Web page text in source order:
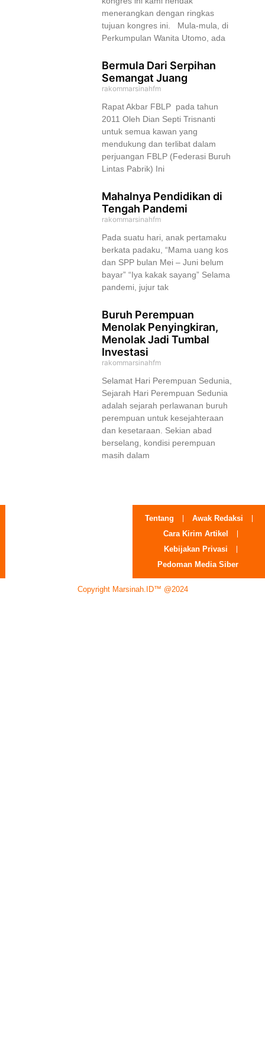
menerangkan dengan ringkas
tujuan kongres ini. Mula-mula, di
Perkumpulan Wanita Utomo, ada
Bermula Dari Serpihan
Semangat Juang
rakommarsinahfm
Rapat Akbar FBLP pada tahun
2011 Oleh Dian Septi Trisnanti
untuk semua kawan yang
mendukung dan terlibat dalam
perjuangan FBLP (Federasi Buruh
Lintas Pabrik) Ini
Mahalnya Pendidikan di
Tengah Pandemi
rakommarsinahfm
Pada suatu hari, anak pertamaku
berkata padaku, “Mama uang kos
dan SPP bulan Mei – Juni belum
bayar” “Iya kakak sayang” Selama
pandemi, jujur tak
Buruh Perempuan
Menolak Penyingkiran,
Menolak Jadi Tumbal
Investasi
rakommarsinahfm
Selamat Hari Perempuan Sedunia,
Sejarah Hari Perempuan Sedunia
adalah sejarah perlawanan buruh
perempuan untuk kesejahteraan
dan kesetaraan. Sekian abad
berselang, kondisi perempuan
masih dalam
Tentang
Awak Redaksi
Cara Kirim Artikel
Kebijakan Privasi
Pedoman Media Siber
Copyright Marsinah.ID™ @2024